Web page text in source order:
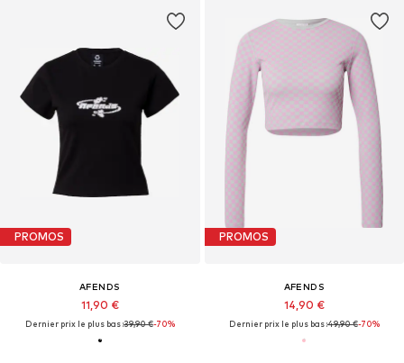
PROMOS
AFENDS
11,90 €
Dernier prix le plus bas :39,90 €-70%
PROMOS
AFENDS
14,90 €
Dernier prix le plus bas :49,90 €-70%